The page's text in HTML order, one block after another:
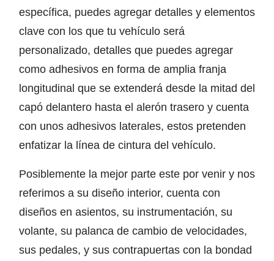
específica, puedes agregar detalles y elementos
clave con los que tu vehículo será
personalizado, detalles que puedes agregar
como adhesivos en forma de amplia franja
longitudinal que se extenderá desde la mitad del
capó delantero hasta el alerón trasero y cuenta
con unos adhesivos laterales, estos pretenden
enfatizar la línea de cintura del vehículo.
Posiblemente la mejor parte este por venir y nos
referimos a su diseño interior, cuenta con
diseños en asientos, su instrumentación, su
volante, su palanca de cambio de velocidades,
sus pedales, y sus contrapuertas con la bondad